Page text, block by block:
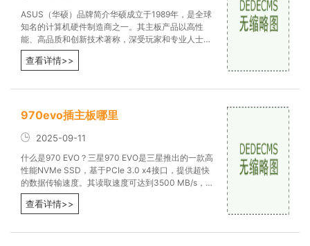
ASUS（华硕）品牌简介华硕成立于1989年，是全球
知名的计算机硬件制造商之一。其主板产品以高性
能、高品质和创新技术著称，深受玩家和专业人士的
青睐。产品特点华硕主板有多个系列
查看详情>>
970evo插主板哪里
2025-09-11
什么是970 EVO？三星970 EVO是三星推出的一款高
性能NVMe SSD，基于PCIe 3.0 x4接口，提供超快
的数据传输速度。其读取速度可达到3500 MB/s，
写入速度可达到2500 MB/s，极大地提高了游戏加载
速度
查看详情>>